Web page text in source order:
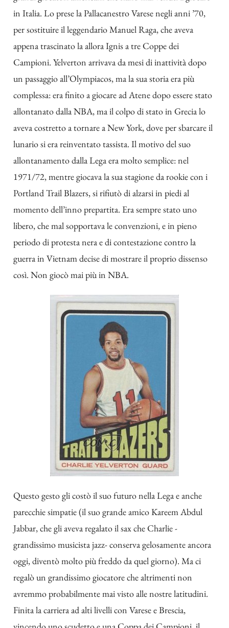
in Italia. Lo prese la Pallacanestro Varese negli anni ’70,
per sostituire il leggendario Manuel Raga, che aveva
appena trascinato la allora Ignis a tre Coppe dei
Campioni. Yelverton arrivava da mesi di inattività dopo
un passaggio all’Olympiacos, ma la sua storia era più
complessa: era finito a giocare ad Atene dopo essere stato
allontanato dalla NBA, ma il colpo di stato in Grecia lo
aveva costretto a tornare a New York, dove per sbarcare il
lunario si era reinventato tassista. Il motivo del suo
allontanamento dalla Lega era molto semplice: nel
1971/72, mentre giocava la sua stagione da rookie con i
Portland Trail Blazers, si rifiutò di alzarsi in piedi al
momento dell’inno prepartita. Era sempre stato uno
libero, che mal sopportava le convenzioni, e in pieno
periodo di protesta nera e di contestazione contro la
guerra in Vietnam decise di mostrare il proprio dissenso
così. Non giocò mai più in NBA.
Questo gesto gli costò il suo futuro nella Lega e anche
parecchie simpatie (il suo grande amico Kareem Abdul
Jabbar, che gli aveva regalato il sax che Charlie -
grandissimo musicista jazz- conserva gelosamente ancora
oggi, diventò molto più freddo da quel giorno). Ma ci
regalò un grandissimo giocatore che altrimenti non
avremmo probabilmente mai visto alle nostre latitudini.
Finita la carriera ad alti livelli con Varese e Brescia,